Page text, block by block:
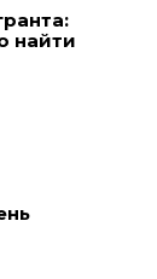
найти